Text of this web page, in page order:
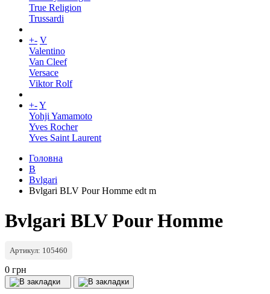
True Religion
Trussardi
+- V
Valentino
Van Cleef
Versace
Viktor Rolf
+-Y
Yohji Yamamoto
Yves Rocher
Yves Saint Laurent
Головна
B
Bvlgari
Bvlgari BLV Pour Homme edt m
Bvlgari BLV Pour Homme
Артикул: 105460
0 грн